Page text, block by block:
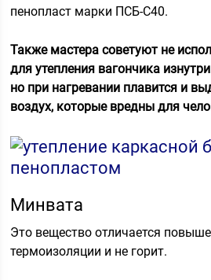
пенопласт марки ПСБ-С40.
Также мастера советуют не
для утепления вагончика
но при нагревании плавится и
воздух, которые вредны для
Минвата
Это вещество отличается
термоизоляции и не горит.